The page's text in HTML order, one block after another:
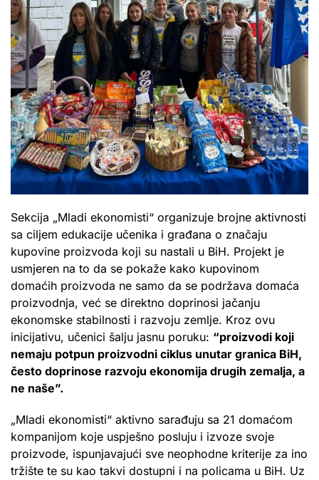
Sekcija „Mladi ekonomisti“ organizuje brojne aktivnosti
sa ciljem edukacije učenika i građana o značaju
kupovine proizvoda koji su nastali u BiH. Projekt je
usmjeren na to da se pokaže kako kupovinom
domaćih proizvoda ne samo da se podržava domaća
proizvodnja, već se direktno doprinosi jačanju
ekonomske stabilnosti i razvoju zemlje. Kroz ovu
inicijativu, učenici šalju jasnu poruku: “proizvodi koji
nemaju potpun proizvodni ciklus unutar granica BiH,
često doprinose razvoju ekonomija drugih zemalja, a
ne naše”.
„Mladi ekonomisti“ aktivno sarađuju sa 21 domaćom
kompanijom koje uspješno posluju i izvoze svoje
proizvode, ispunjavajući sve neophodne kriterije za ino
tržište te su kao takvi dostupni i na policama u BiH. Uz